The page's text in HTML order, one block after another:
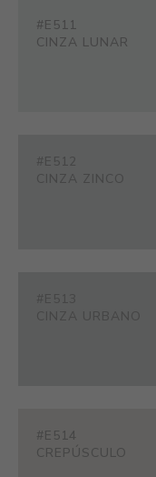
#E511
CINZA LUNAR
#E512
CINZA ZINCO
#E514
CREPÚSCULO